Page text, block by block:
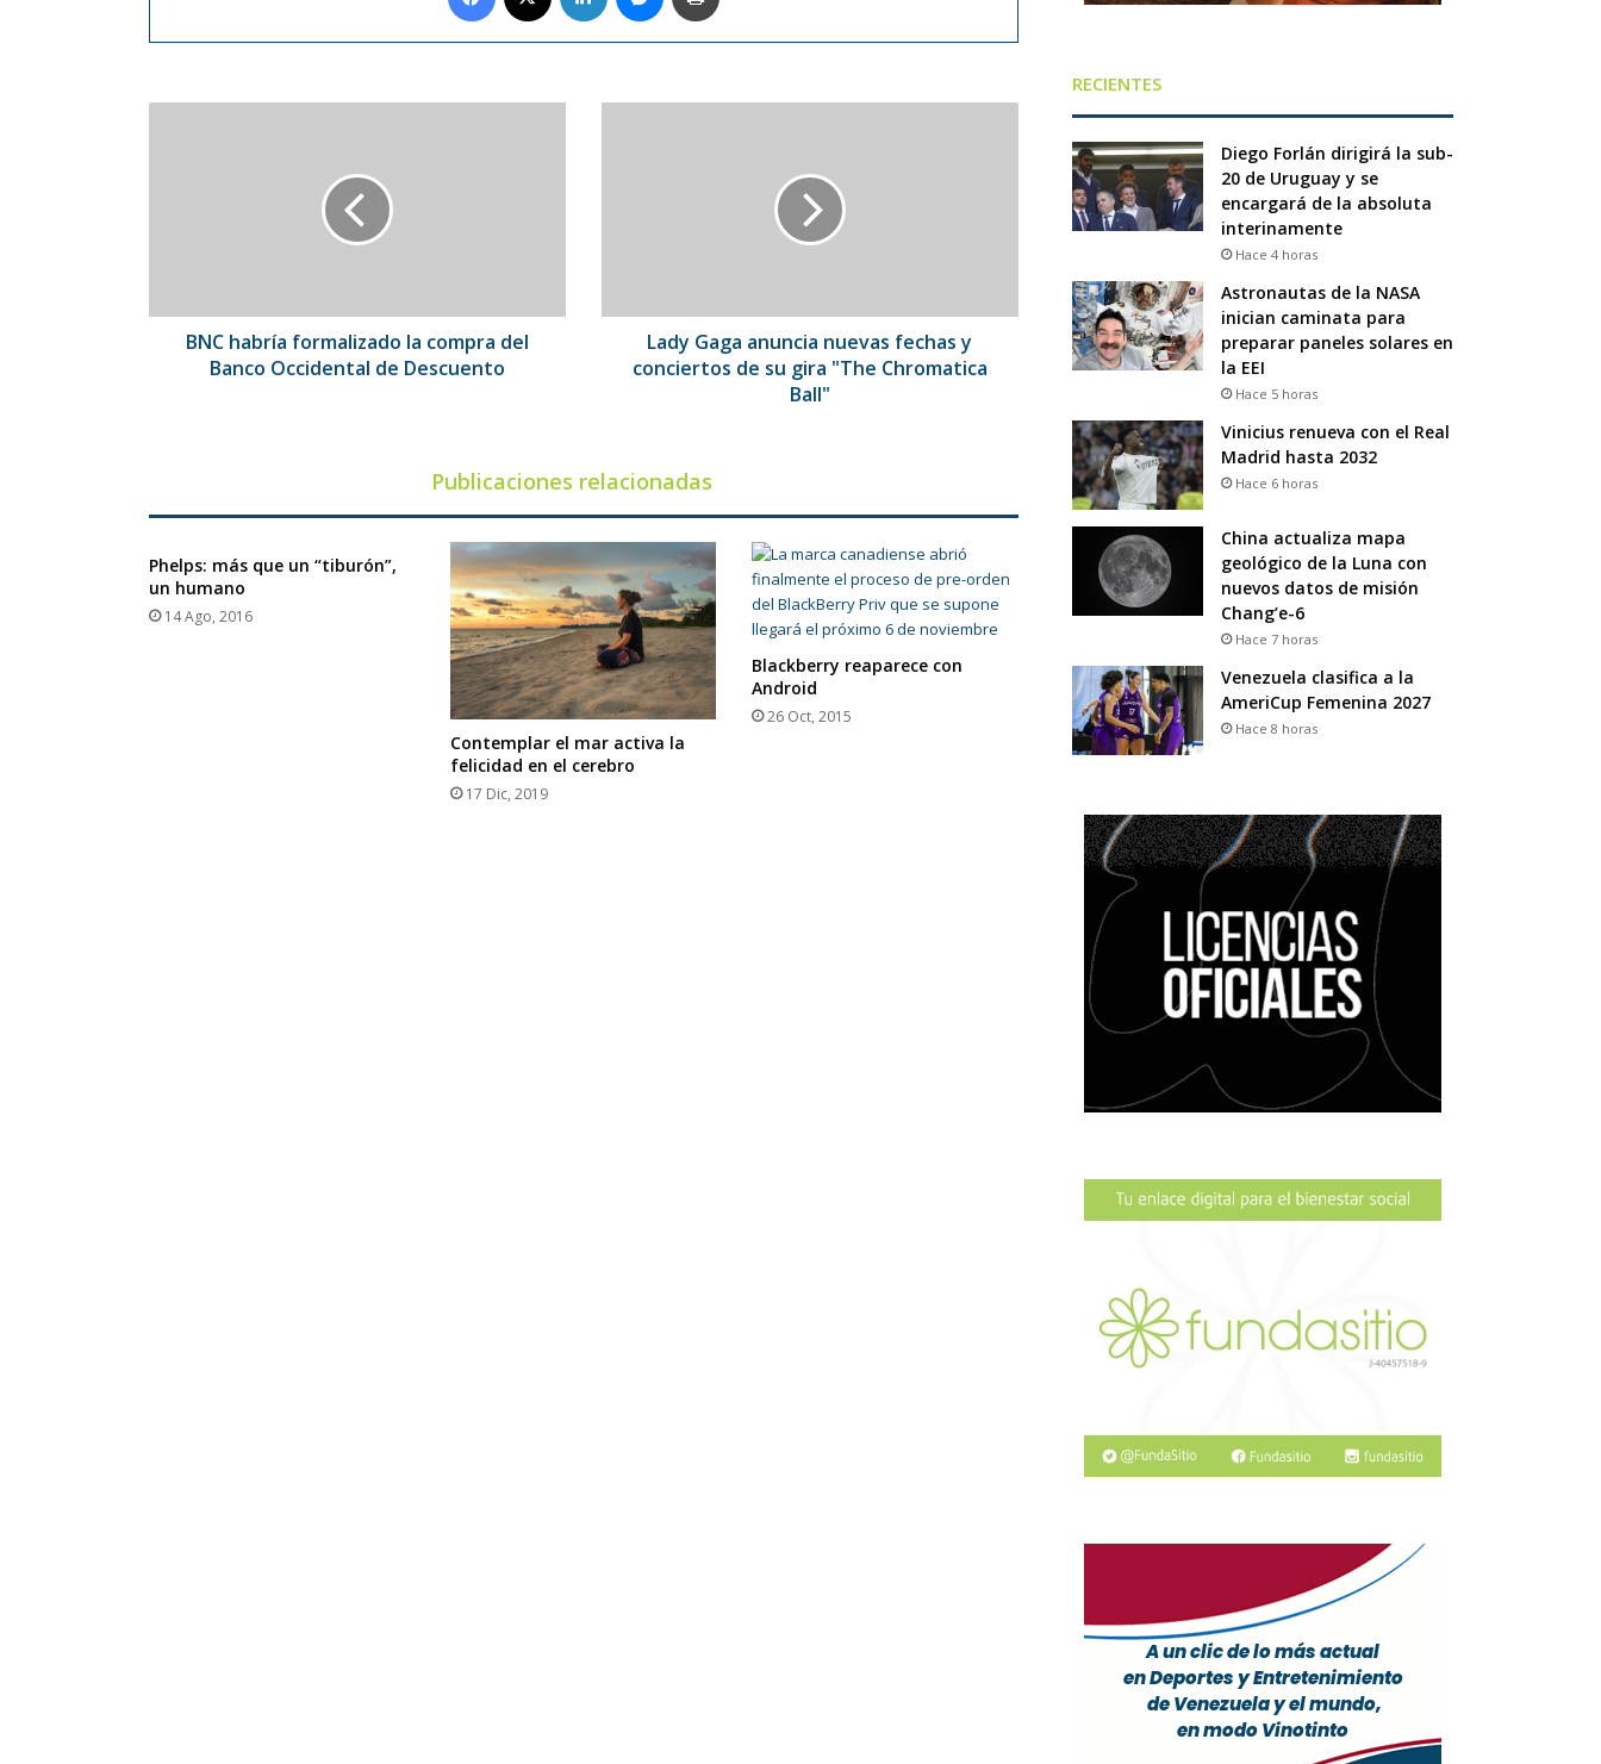
de
Descuento
BNC habría formalizado la compra del
Banco Occidental de Descuento
su
"The
Lady Gaga anuncia nuevas fechas y
conciertos de su gira "The Chromatica
Ball"
Publicaciones relacionadas
Phelps: más que un “tiburón”,
un humano
14 Ago, 2016
Contemplar el mar activa la
felicidad en el cerebro
17 Dic, 2019
Blackberry reaparece con
Android
26 Oct, 2015
RECIENTES
Diego Forlán dirigirá la sub-
20 de Uruguay y se
encargará de la absoluta
interinamente
Hace 4 horas
Astronautas de la NASA
inician caminata para
preparar paneles solares en
la EEI
Hace 5 horas
Vinicius renueva con el Real
Madrid hasta 2032
Hace 6 horas
China actualiza mapa
geológico de la Luna con
nuevos datos de misión
Chang’e-6
Hace 7 horas
Venezuela clasifica a la
AmeriCup Femenina 2027
Hace 8 horas